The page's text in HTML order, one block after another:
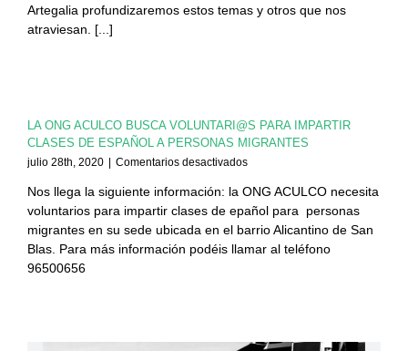
Artegalia profundizaremos estos temas y otros que nos
atraviesan. [...]
LA ONG ACULCO BUSCA VOLUNTARI@S PARA IMPARTIR
CLASES DE ESPAÑOL A PERSONAS MIGRANTES
julio 28th, 2020 Comentarios desactivadosen
ONG
ACULCO
BUSCA
VOLUNTARI@S
A
Nos llega la siguiente información: la ONG ACULCO necesita
voluntarios para impartir clases de epañol para personas
migrantes en su sede ubicada en el barrio Alicantino de San
Blas. Para más información podéis llamar al teléfono
96500656